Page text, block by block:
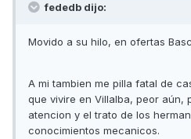
fededb dijo:
Movido a su hilo, en ofertas
A mi tambien me pilla fatal de
que vivire en Villalba, peor aún,
atencion y el trato de los
conocimientos mecanicos.